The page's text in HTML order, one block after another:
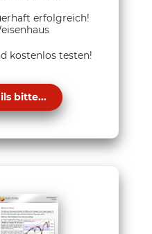
erfolgreich!
kostenlos testen!
bitte...